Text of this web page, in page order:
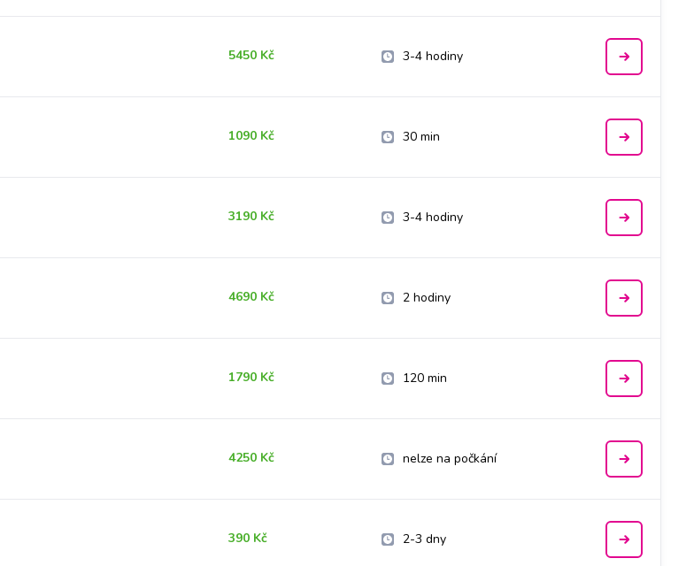
5450 Kč 3-4 hodiny
1090 Kč 30 min
3190 Kč 3-4 hodiny
4690 Kč 2 hodiny
1790 Kč 120 min
4250 Kč nelze na počkání
390 Kč 2-3 dny